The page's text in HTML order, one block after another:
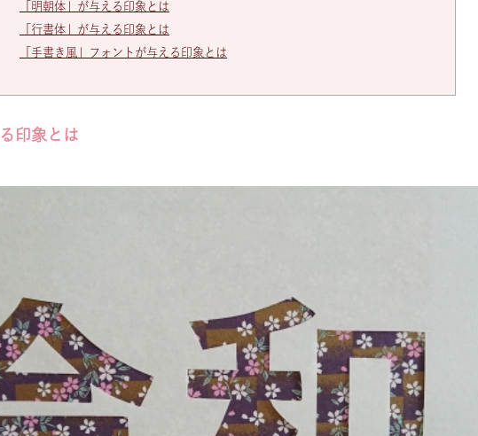
「明朝体」が与える印象とは
「行書体」が与える印象とは
「手書き風」フォントが与える印象とは
印象とは